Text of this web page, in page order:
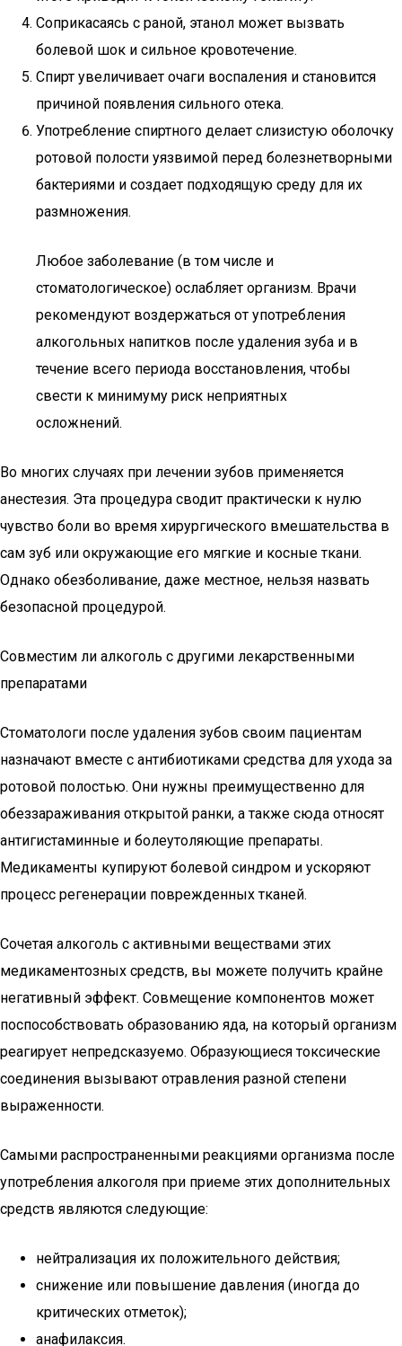
Соприкасаясь с раной, этанол может вызвать
болевой шок и сильное кровотечение.
Спирт увеличивает очаги воспаления и становится
причиной появления сильного отека.
Употребление спиртного делает слизистую оболочку
ротовой полости уязвимой перед болезнетворными
бактериями и создает подходящую среду для их
размножения.
Любое заболевание (в том числе и
стоматологическое) ослабляет организм. Врачи
рекомендуют воздержаться от употребления
алкогольных напитков после удаления зуба и в
течение всего периода восстановления, чтобы
свести к минимуму риск неприятных
осложнений.
Во многих случаях при лечении зубов применяется
анестезия. Эта процедура сводит практически к нулю
чувство боли во время хирургического вмешательства в
сам зуб или окружающие его мягкие и косные ткани.
Однако обезболивание, даже местное, нельзя назвать
безопасной процедурой.
Совместим ли алкоголь с другими лекарственными
препаратами
Стоматологи после удаления зубов своим пациентам
назначают вместе с антибиотиками средства для ухода за
ротовой полостью. Они нужны преимущественно для
обеззараживания открытой ранки, а также сюда относят
антигистаминные и болеутоляющие препараты.
Медикаменты купируют болевой синдром и ускоряют
процесс регенерации поврежденных тканей.
Сочетая алкоголь с активными веществами этих
медикаментозных средств, вы можете получить крайне
негативный эффект. Совмещение компонентов может
поспособствовать образованию яда, на который организм
реагирует непредсказуемо. Образующиеся токсические
соединения вызывают отравления разной степени
выраженности.
Самыми распространенными реакциями организма после
употребления алкоголя при приеме этих дополнительных
средств являются следующие:
нейтрализация их положительного действия;
снижение или повышение давления (иногда до
критических отметок);
анафилаксия.